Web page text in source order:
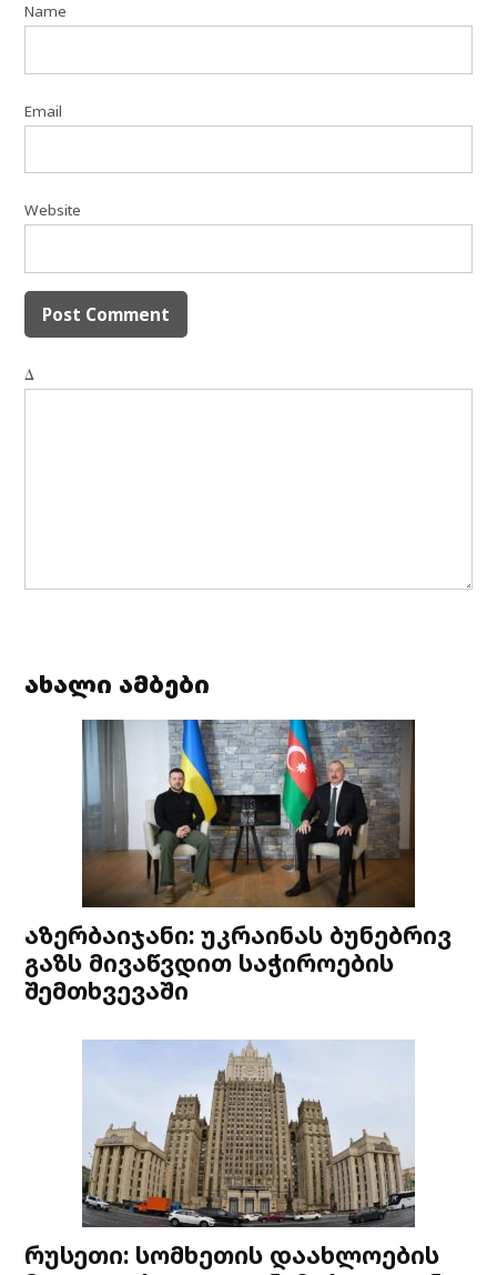
Name
Email
Website
Δ
ახალი ამბები
აზერბაიჯანი: უკრაინას ბუნებრივ
გაზს მივაწვდით საჭიროების
შემთხვევაში
რუსეთი: სომხეთის დაახლოების